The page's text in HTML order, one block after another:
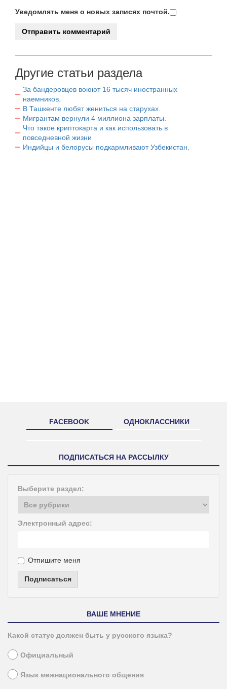
Уведомлять меня о новых записях почтой.
Другие статьи раздела
За бандеровцев воюют 16 тысяч иностранных
наемников.
В Ташкенте любят жениться на старухах.
Мигрантам вернули 4 миллиона зарплаты.
Что такое криптокарта и как использовать в
повседневной жизни
Индийцы и белорусы подкармливают Узбекистан.
FACEBOOK ОДНОКЛАССНИКИ
ПОДПИСАТЬСЯ НА РАССЫЛКУ
Выберите раздел:
Электронный адрес:
Отпишите меня
Подписаться
ВАШЕ МНЕНИЕ
Какой статус должен быть у русского языка?
Официальный
Язык межнационального общения